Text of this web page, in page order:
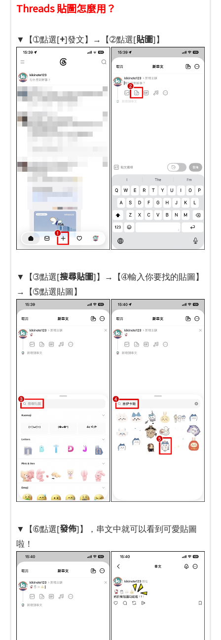
Threads 貼圖怎麼用？
▼【➀點選[+]發文】→【➁點選[貼圖]】
▼【➂點選[搜尋貼圖]】→【➃輸入你要找的貼圖】
→【➄點選貼圖】
▼【➅點選[發佈]】，串文中就可以看到可愛貼圖
啦！